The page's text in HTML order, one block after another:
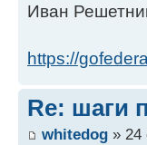
Иван
https://
Re: шаги
whitedog » 24